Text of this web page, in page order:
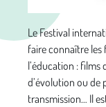
Le Festival
faire connaître
l’éducation :
d’évolution ou de
transmission… Il